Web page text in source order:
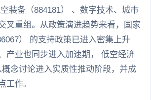
装备（884181） 、数字技术、城市
叉重组。从政策演进趋势来看，国家
） 的支持政策已进入密集上升
产业也同步进入加速期， 低空经济
概念讨论进入实质性推动阶段，并成
工作。